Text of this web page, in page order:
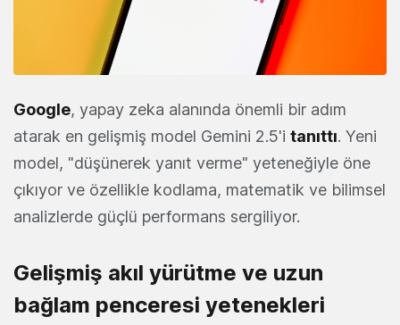
Google, yapay zeka alanında önemli bir adım
atarak en gelişmiş model Gemini 2.5'i tanıttı. Yeni
model, "düşünerek yanıt verme" yeteneğiyle öne
çıkıyor ve özellikle kodlama, matematik ve bilimsel
analizlerde güçlü performans sergiliyor.
Gelişmiş akıl yürütme ve uzun
bağlam penceresi yetenekleri